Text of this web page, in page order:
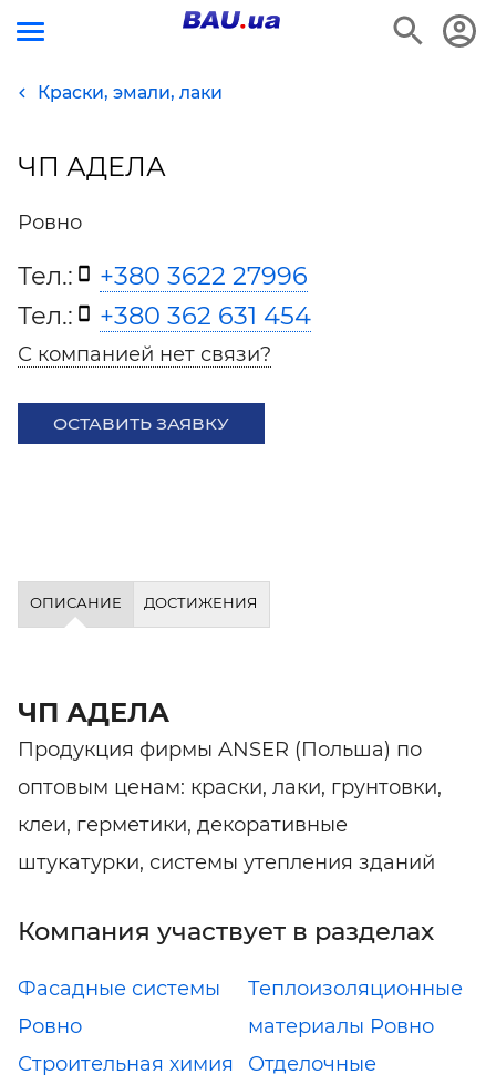
Краски, эмали, лаки
ЧП АДЕЛА
Ровно
Тел.:
+380 3622 27996
Тел.:
+380 362 631 454
С компанией нет связи?
ОСТАВИТЬ ЗАЯВКУ
ОПИСАНИЕ ДОСТИЖЕНИЯ
ЧП АДЕЛА
Продукция фирмы ANSER (Польша) по
оптовым ценам: краски, лаки, грунтовки,
клеи, герметики, декоративные
штукатурки, системы утепления зданий
Компания участвует в разделах
Фасадные системы
Ровно
Теплоизоляционные
материалы Ровно
Строительная химия
Отделочные